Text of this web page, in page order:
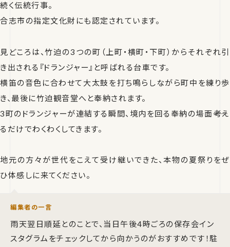
続く伝統行事。
合志市の指定文化財にも認定されています。
見どころは、竹迫の3つの町（上町・横町・下町）からそれぞれ引
き出される『ドランジャー』と呼ばれる台車です。
横笛の音色に合わせて大太鼓を打ち鳴らしながら町中を練り歩
き、最後に竹迫観音堂へと奉納されます。
3町のドランジャーが連結する瞬間、境内を回る奉納の場面――考え
るだけでわくわくしてきます。
地元の方々が世代をこえて受け継いできた、本物の夏祭りをぜ
ひ体感しに来てください。
編集者の一言
雨天翌日順延とのことで、当日午後4時ごろの保存会イン
スタグラムをチェックしてから向かうのがおすすめです！駐